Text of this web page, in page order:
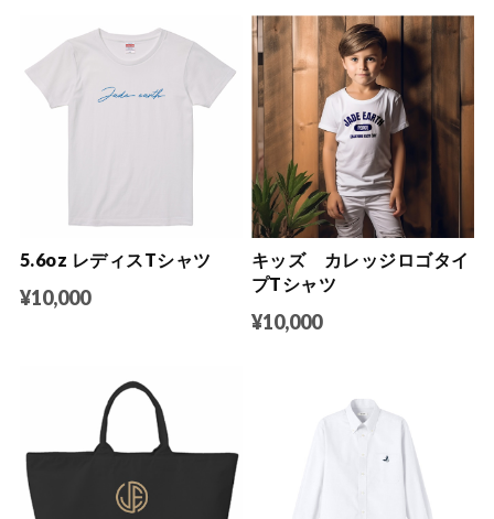
5.6oz レディスTシャツ
¥10,000
キッズ カレッジロゴタイ
プTシャツ
¥10,000